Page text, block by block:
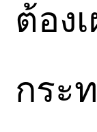
ต้อง
กระ